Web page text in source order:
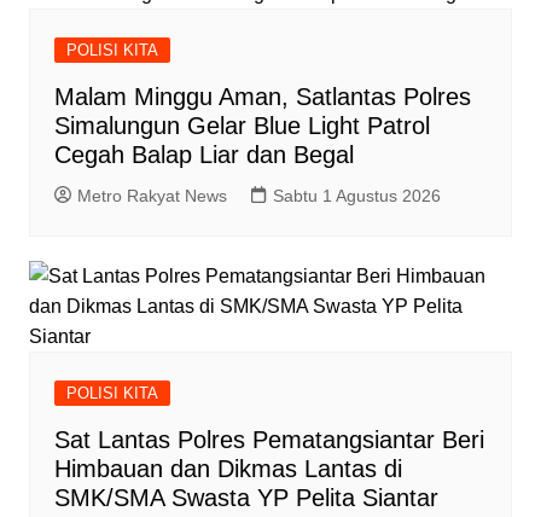
POLISI KITA
Malam Minggu Aman, Satlantas Polres
Simalungun Gelar Blue Light Patrol
Cegah Balap Liar dan Begal
Metro Rakyat News Sabtu 1 Agustus 2026
POLISI KITA
Sat Lantas Polres Pematangsiantar Beri
Himbauan dan Dikmas Lantas di
SMK/SMA Swasta YP Pelita Siantar